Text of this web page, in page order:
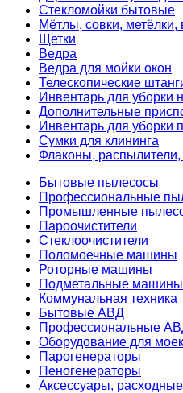
Стекломойки бытовые
Мётлы, совки, метёлки,
Щетки
Ведра
Ведра для мойки окон
Телескопические
Инвентарь для уборки
Дополнительные
Инвентарь для уборки
Сумки для клининга
Флаконы,
Бытовые пылесосы
Профессиональные
Промышленные
Пароочистители
Стеклоочистители
Поломоечные машины
Роторные машины
Подметальные машины
Коммунальная техника
Бытовые АВД
Профессиональные
Оборудование для моек
Парогенераторы
Пеногенераторы
Аксессуары,